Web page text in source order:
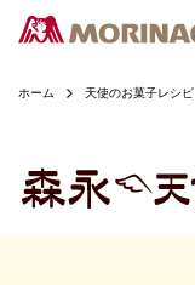
ホーム 天使のお菓子レシピ